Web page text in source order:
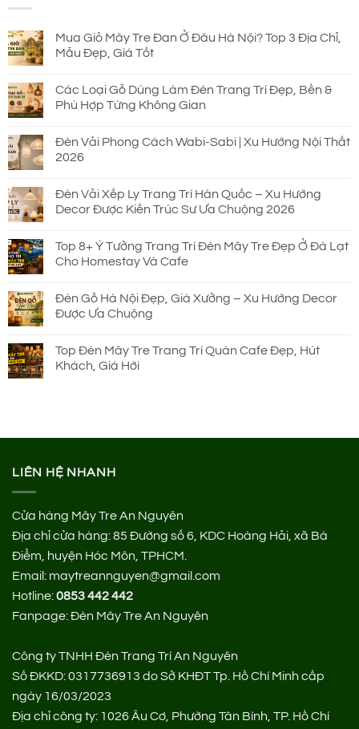
Mua Giỏ Mây Tre Đan Ở Đâu Hà Nội? Top 3 Địa Chỉ,
Mẫu Đẹp, Giá Tốt
Các Loại Gỗ Dùng Làm Đèn Trang Trí Đẹp, Bền &
Phù Hợp Từng Không Gian
Đèn Vải Phong Cách Wabi-Sabi | Xu Hướng Nội Thất
2026
Đèn Vải Xếp Ly Trang Trí Hàn Quốc – Xu Hướng
Decor Được Kiến Trúc Sư Ưa Chuộng 2026
Top 8+ Ý Tưởng Trang Trí Đèn Mây Tre Đẹp Ở Đà Lạt
Cho Homestay Và Cafe
Đèn Gỗ Hà Nội Đẹp, Giá Xưởng – Xu Hướng Decor
Được Ưa Chuộng
Top Đèn Mây Tre Trang Trí Quán Cafe Đẹp, Hút
Khách, Giá Hời
LIÊN HỆ NHANH
Cửa hàng Mây Tre An Nguyên
Địa chỉ cửa hàng:85 Đường số 6, KDC Hoàng Hải, xã Bà
Điểm, huyện Hóc Môn, TPHCM.
Email: maytreannguyen@gmail.com
Hotline:0853 442 442
Fanpage:Đèn Mây Tre An Nguyên
Công ty TNHH Đèn Trang Trí An Nguyên
Số ĐKKD: 0317736913 do Sở KHĐT Tp. Hồ Chí Minh cấp
ngày 16/03/2023
Địa chỉ công ty: 1026 Âu Cơ, Phường Tân Bình, TP. Hồ Chí